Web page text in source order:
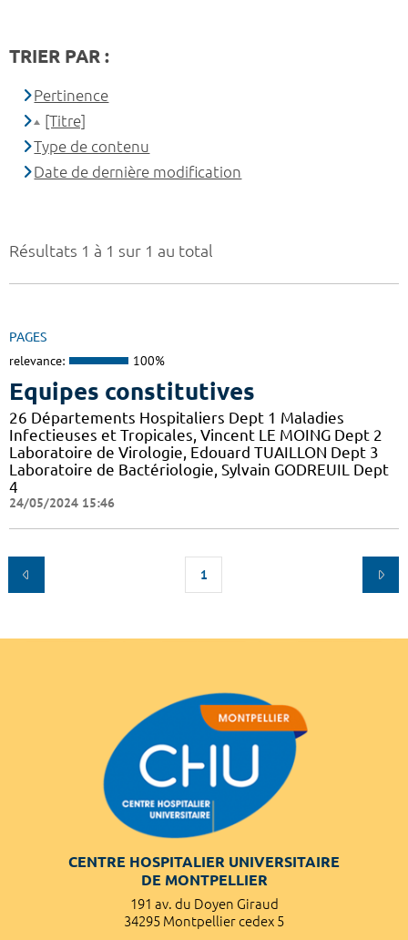
Résultats 1 à 1 sur 1 au total
PAGES
relevance: 100%
Equipes constitutives
26 Départements Hospitaliers Dept 1 Maladies
Infectieuses et Tropicales, Vincent LE MOING Dept 2
Laboratoire de Virologie, Edouard TUAILLON Dept 3
Laboratoire de Bactériologie, Sylvain GODREUIL Dept
4
24/05/2024 15:46
1
TRIER PAR :
Pertinence
[Titre]
Type de contenu
Date de dernière modification
CENTRE HOSPITALIER UNIVERSITAIRE
DE MONTPELLIER
191 av. du Doyen Giraud
34295 Montpellier cedex 5